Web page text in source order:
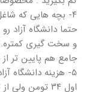
۴- بچه هایی که
حتما دانشگاه آزاد
جامع هم پایین تر
اول ۳۴ تومن ولی از ترم دوم ۵۰ تومن به بالا